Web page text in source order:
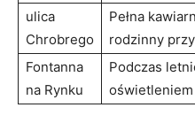
ulica
Chrobrego
Pełna
rodzinny
Fontanna
na Rynku
Podczas
oświetleniem